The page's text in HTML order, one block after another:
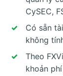
CySEC,
Có sẵn
không
Theo
khoản